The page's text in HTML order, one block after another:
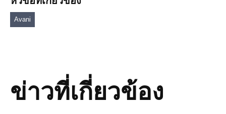
Avani
ข่าวที่เกี่ยวข้อง